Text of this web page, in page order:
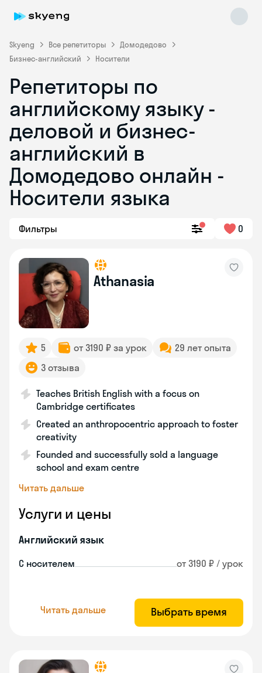
Skyeng Все репетиторы
Домодедово
Бизнес-английский
Носители
Репетиторы по
английскому языку -
деловой и бизнес-
английский в
Домодедово онлайн -
Носители языка
Фильтры 0
Athanasia
5 от 3190 ₽ за урок
29 лет опыта
3 отзыва
Teaches British English with a focus on
Cambridge certificates
Created an anthropocentric approach to foster
creativity
Founded and successfully sold a language
school and exam centre
Читать дальше
Услуги и цены
Английский язык
С носителем от 3190 ₽ / урок
Читать дальше Выбрать время
Skyeng Chat